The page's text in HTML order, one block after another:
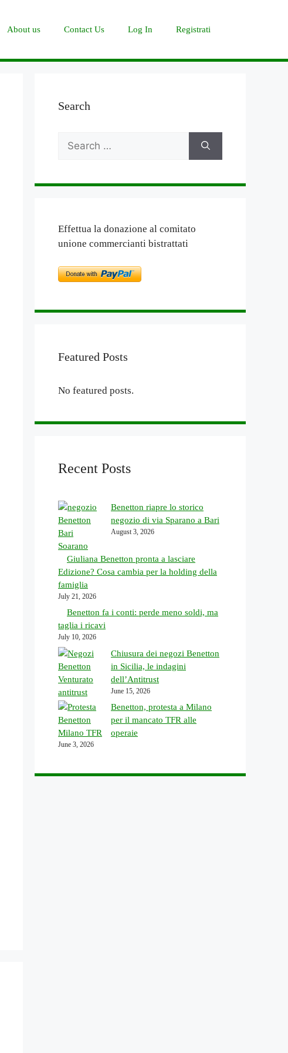
About us Contact Us Log In Registrati
Search
Search
for:
Effettua la donazione al comitato
unione commercianti bistrattati
Featured Posts
No featured posts.
Recent Posts
Benetton riapre lo storico
negozio di via Sparano a Bari
August 3, 2026
Giuliana Benetton pronta a lasciare
Edizione? Cosa cambia per la holding della
famiglia
July 21, 2026
Benetton fa i conti: perde meno soldi, ma
taglia i ricavi
July 10, 2026
Chiusura dei negozi Benetton
in Sicilia, le indagini
dell’Antitrust
June 15, 2026
Benetton, protesta a Milano
per il mancato TFR alle
operaie
June 3, 2026